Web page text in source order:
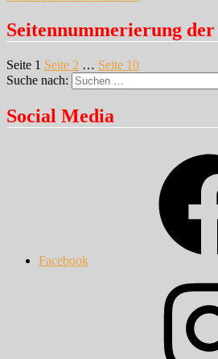
Seitennummerierung
Seite 1 Seite 2 … Seite 10
Suche nach:
Social Media
Facebook